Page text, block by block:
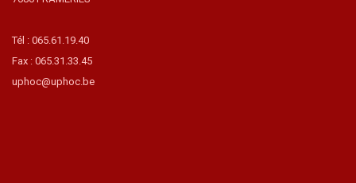
Tél : 065.61.19.40
Fax : 065.31.33.45
uphoc@uphoc.be